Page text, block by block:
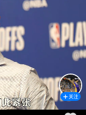
关注